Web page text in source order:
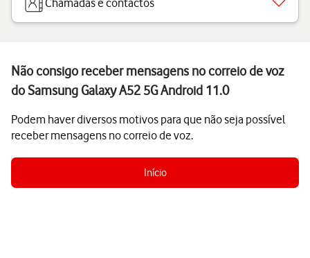
Chamadas e contactos
Não consigo receber mensagens no correio de voz
do Samsung Galaxy A52 5G Android 11.0
Podem haver diversos motivos para que não seja possível
receber mensagens no correio de voz.
Início